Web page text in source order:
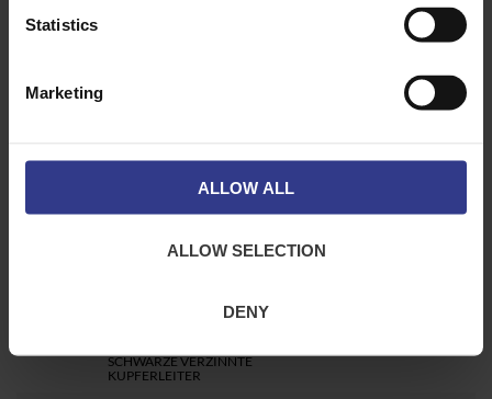
Statistics
Marketing
ALLOW ALL
ALLOW SELECTION
DENY
6381TQ35
ZUM ANGEBOT
21/H07BN4-F
SCHWARZE VERZINNTE
KUPFERLEITER
EN 50525-2-
21/H07BN4-F
4X35 EPR, CSP FLEX BS-
SCHWARZE VERZINNTE
KUPFERLEITER